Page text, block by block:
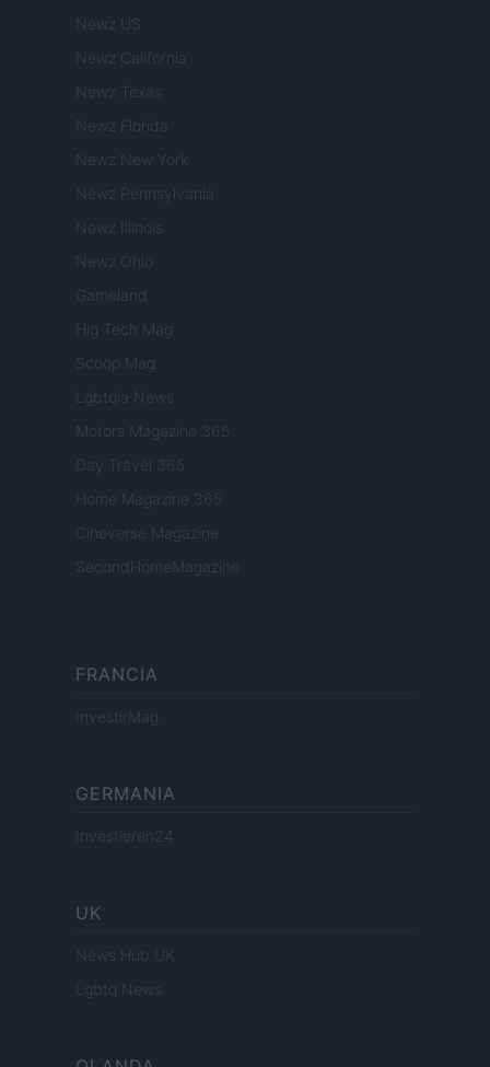
Newz US
Newz California
Newz Texas
Newz Florida
Newz New York
Newz Pennsylvania
Newz Illinois
Newz Ohio
Gameland
Hig Tech Mag
Scoop Mag
Lgbtqia News
Motors Magazine 365
Day Travel 365
Home Magazine 365
Cineverse Magazine
SecondHomeMagazine
FRANCIA
InvestirMag
GERMANIA
Investieren24
UK
News Hub UK
Lgbtq News